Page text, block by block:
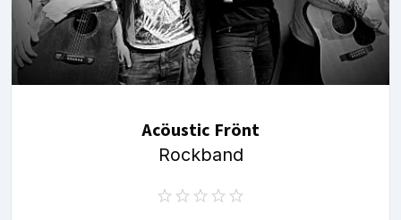
Acöustic Frönt
Rockband